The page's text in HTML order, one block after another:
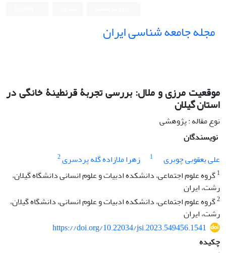
مجله جامعه شناسی ایران
موقعیت‌ مرزی و ملال: بررسی تجربۀ قرنطینۀ خانگی در
استان گیلان
نوع مقاله : پژوهشی
نویسندگان
علی یعقوبی چوبری
1 زهرا ملازاده گله پردسری2
1گروه علوم اجتماعی، دانشکده ادبیات و علوم انسانی دانشگاه گیلان،
رشت، ایران
2گروه علوم اجتماعی، دانشکده ادبیات و علوم انسانی، دانشگاه گیلان،
رشت، ایران
https://doi.org/10.22034/jsi.2023.549456.1541
چکیده